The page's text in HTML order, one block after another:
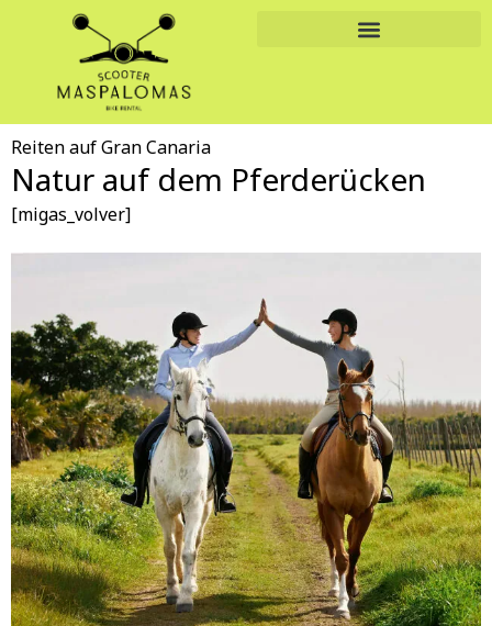
Reiten auf Gran Canaria
Natur auf dem Pferderücken
[migas_volver]